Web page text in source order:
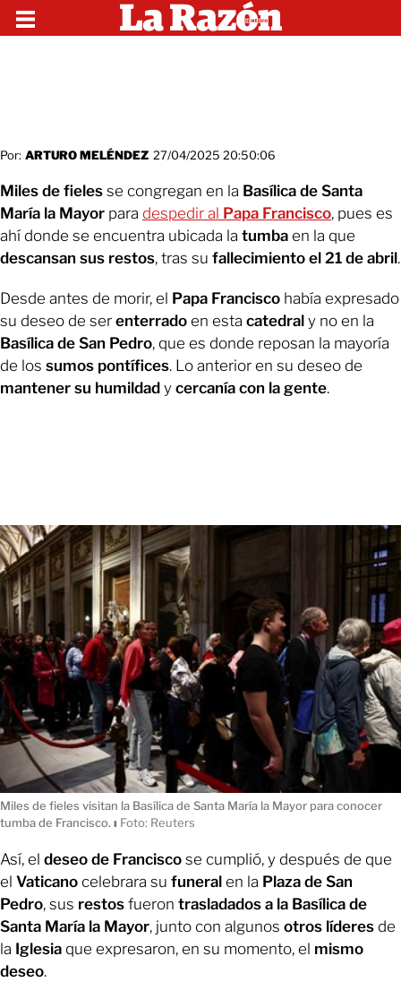
Por: ARTURO MELÉNDEZ 27/04/2025 20:50:06
Miles de fieles se congregan en la Basílica de Santa
María la Mayor para despedir al Papa Francisco, pues es
ahí donde se encuentra ubicada la tumba en la que
descansan sus restos, tras su fallecimiento el 21 de abril.
Desde antes de morir, el Papa Francisco había expresado
su deseo de ser enterrado en esta catedral y no en la
Basílica de San Pedro, que es donde reposan la mayoría
de los sumos pontífices. Lo anterior en su deseo de
mantener su humildad y cercanía con la gente.
Miles de fieles visitan la Basílica de Santa María la Mayor para conocer
tumba de Francisco. ı Foto: Reuters
Así, el deseo de Francisco se cumplió, y después de que
el Vaticano celebrara su funeral en la Plaza de San
Pedro, sus restos fueron trasladados a la Basílica de
Santa María la Mayor, junto con algunos otros líderes de
la Iglesia que expresaron, en su momento, el mismo
deseo.